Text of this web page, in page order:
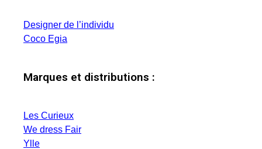
Designer de l’individu
Coco Egia
Marques et distributions :
Les Curieux
We dress Fair
Ylle